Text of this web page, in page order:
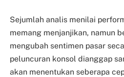
Sejumlah analis menilai
memang menjanjikan, namun
mengubah sentimen pasar
peluncuran konsol dianggap
akan menentukan seberapa